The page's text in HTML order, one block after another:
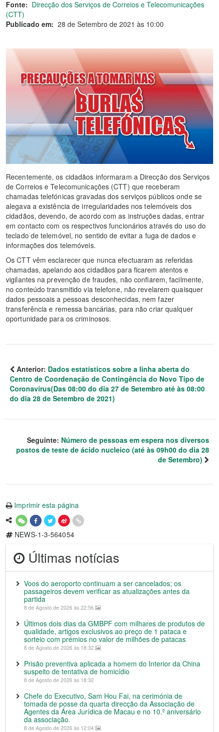
Fonte: Direcção dos Serviços de Correios e Telecomunicações
(CTT)
Publicado em: 28 de Setembro de 2021 às 10:00
Recentemente, os cidadãos informaram a Direcção dos Serviços
de Correios e Telecomunicações (CTT) que receberam
chamadas telefónicas gravadas dos serviços públicos onde se
alegava a existência de irregularidades nos telemóveis dos
cidadãos, devendo, de acordo com as instruções dadas, entrar
em contacto com os respectivos funcionários através do uso do
teclado de telemóvel, no sentido de evitar a fuga de dados e
informações dos telemóveis.
Os CTT vêm esclarecer que nunca efectuaram as referidas
chamadas, apelando aos cidadãos para ficarem atentos e
vigilantes na prevenção de fraudes, não confiarem, facilmente,
no conteúdo transmitido via telefone, não revelarem quaisquer
dados pessoais a pessoas desconhecidas, nem fazer
transferência e remessa bancárias, para não criar qualquer
oportunidade para os criminosos.
Anterior: Dados estatísticos sobre a linha aberta do
Centro de Coordenação de Contingência do Novo Tipo de
Coronavírus(Das 08:00 do dia 27 de Setembro até às 08:00
do dia 28 de Setembro de 2021)
Seguinte: Número de pessoas em espera nos diversos
postos de teste de ácido nucleico (até às 09h00 do dia 28
de Setembro)
Imprimir esta página
NEWS-1-3-564054
Últimas notícias
Voos do aeroporto continuam a ser cancelados; os
passageiros devem verificar as atualizações antes da
partida
8 de Agosto de 2026 às 22:56
Últimos dois dias da GMBPF com milhares de produtos de
qualidade, artigos exclusivos ao preço de 1 pataca e
sorteio com prémios no valor de milhões de patacas
8 de Agosto de 2026 às 18:32
Prisão preventiva aplicada a homem do Interior da China
suspeito de tentativa de homicídio
8 de Agosto de 2026 às 18:32
Chefe do Executivo, Sam Hou Fai, na cerimónia de
tomada de posse da quarta direcção da Associação de
Agentes da Área Jurídica de Macau e no 10.º aniversário
da associação.
8 de Agosto de 2026 às 12:04